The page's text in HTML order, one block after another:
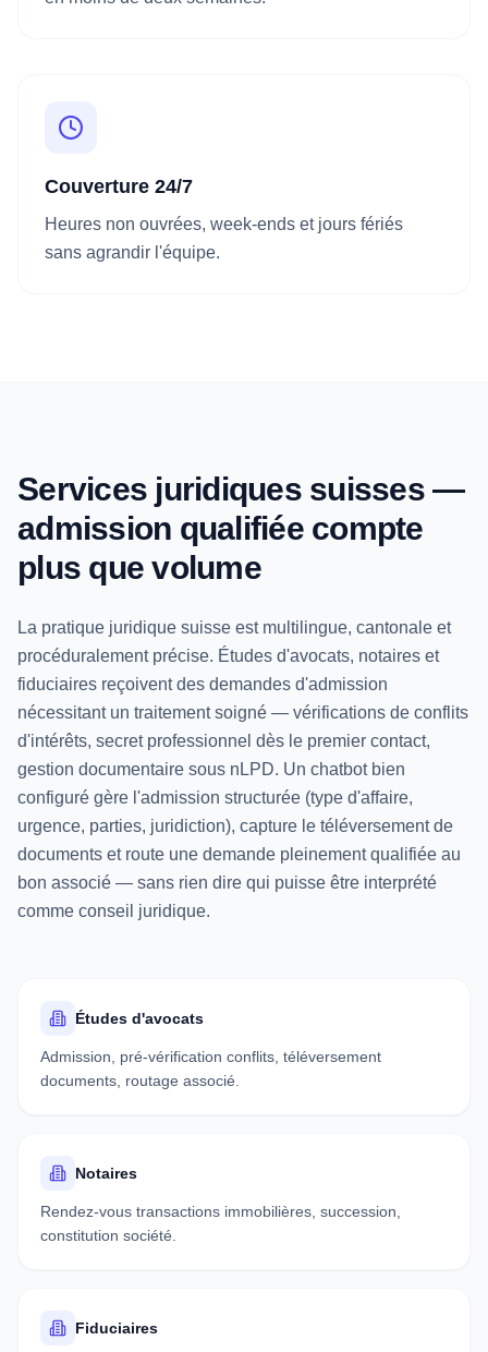
Couverture 24/7
Heures non ouvrées, week-ends et jours fériés
sans agrandir l'équipe.
Services juridiques suisses —
admission qualifiée compte
plus que volume
La pratique juridique suisse est multilingue, cantonale et
procéduralement précise. Études d'avocats, notaires et
fiduciaires reçoivent des demandes d'admission
nécessitant un traitement soigné — vérifications de conflits
d'intérêts, secret professionnel dès le premier contact,
gestion documentaire sous nLPD. Un chatbot bien
configuré gère l'admission structurée (type d'affaire,
urgence, parties, juridiction), capture le téléversement de
documents et route une demande pleinement qualifiée au
bon associé — sans rien dire qui puisse être interprété
comme conseil juridique.
Études d'avocats
Admission, pré-vérification conflits, téléversement
documents, routage associé.
Notaires
Rendez-vous transactions immobilières, succession,
constitution société.
Fiduciaires